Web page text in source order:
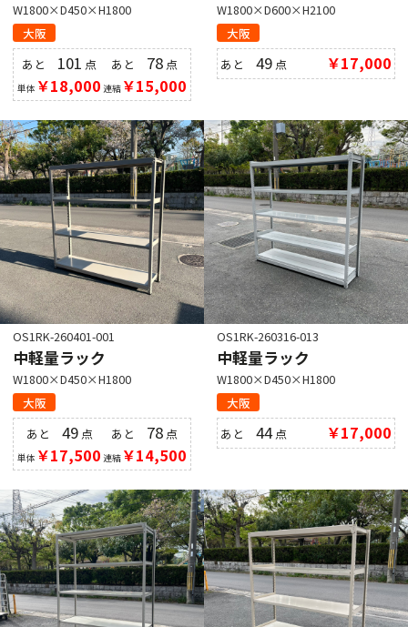
W1800×D450×H1800
大阪
あと 101 点
単体 ￥18,000
あと 78 点
連結￥15,000
W1800×D600×H2100
大阪
あと49 点 ￥17,000
OS1RK-260401-001
中軽量ラック
W1800×D450×H1800
大阪
あと 49点
単体 ￥17,500
あと 78 点
連結￥14,500
OS1RK-260316-013
中軽量ラック
W1800×D450×H1800
大阪
あと44点 ￥17,000